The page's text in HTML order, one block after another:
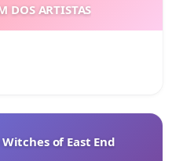
DOS ARTISTAS
of East End